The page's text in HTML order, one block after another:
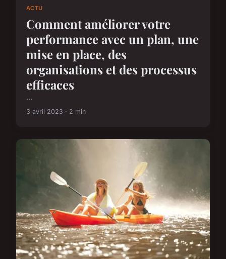
ACTU
Comment améliorer votre
performance avec un plan, une
mise en place, des
organisations et des processus
efficaces
...
3 avril 2023 · 2 min